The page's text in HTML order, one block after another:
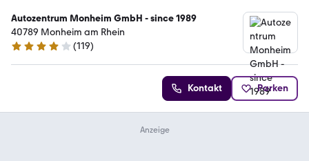
Autozentrum Monheim GmbH - since 1989
40789 Monheim am Rhein
4 Sterne
(119)
Kontakt Parken